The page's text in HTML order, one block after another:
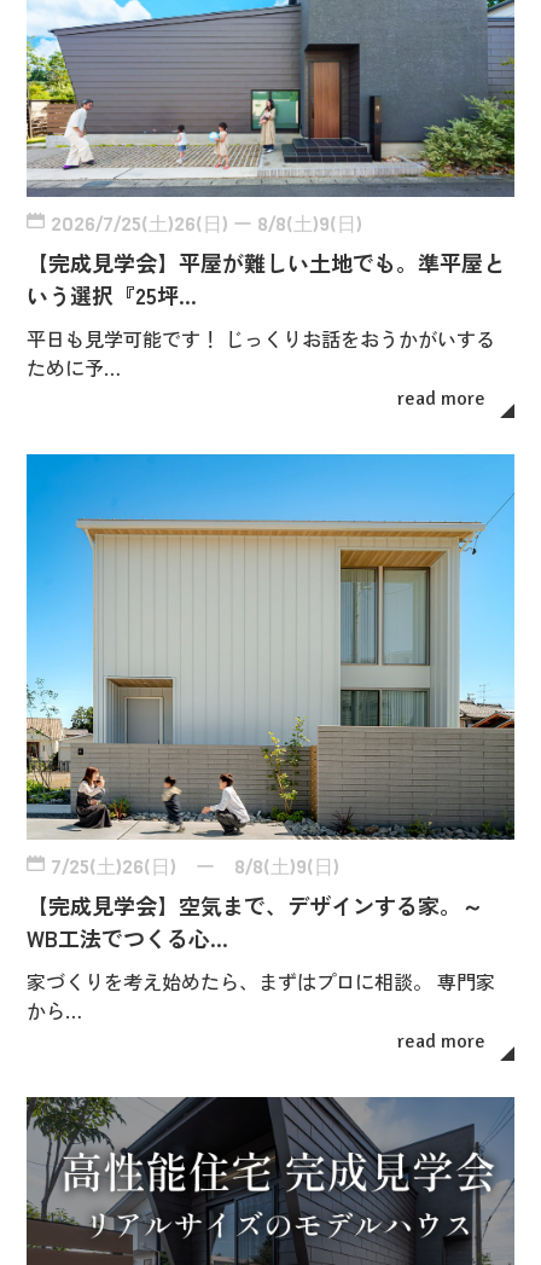
2026/7/25(土)26(日) ー 8/8(土)9(日)
【完成見学会】平屋が難しい土地でも。準平屋と
いう選択『25坪…
平日も見学可能です！ じっくりお話をおうかがいする
ために予…
read more
7/25(土)26(日) ー 8/8(土)9(日)
【完成見学会】空気まで、デザインする家。～
WB工法でつくる心…
家づくりを考え始めたら、まずはプロに相談。 専門家
から…
read more